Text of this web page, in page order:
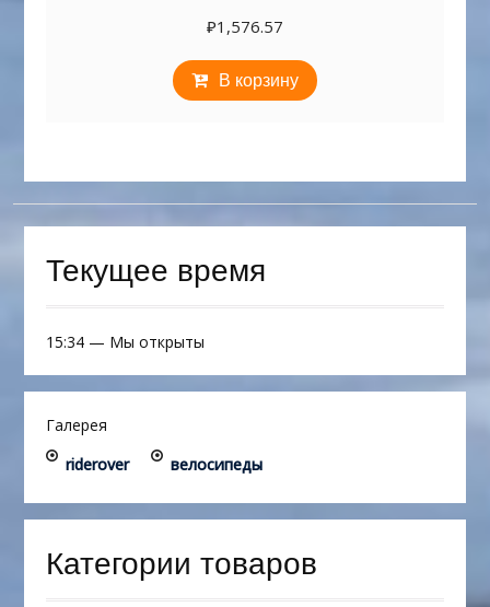
₽1,576.57
В корзину
Текущее время
15:34— Мы открыты
Галерея
riderover
велосипеды
Категории товаров